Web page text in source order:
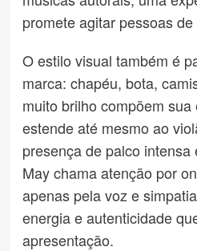
promete agitar pessoas
O estilo visual também é
marca: chapéu, bota,
muito brilho compõem
estende até mesmo ao
presença de palco
May chama atenção por
apenas pela voz e
energia e autenticidade
apresentação.